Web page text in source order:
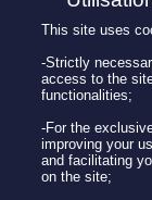
Personnaliser son
This site uses
-Strictly
access to the
functionalities;
-For the
improving your
and facilitating
on the site;